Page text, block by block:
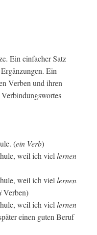
Ein einfacher Satz
Ein
Verben und ihren
(ein Verb)
weil ich viel lernen
weil ich viel lernen
Verben)
weil ich viel lernen
einen guten Beruf